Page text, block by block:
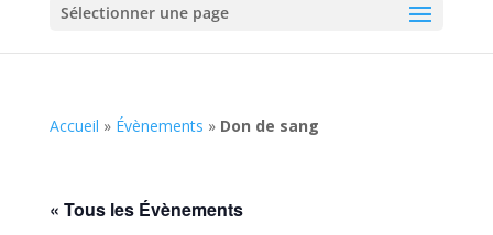
Sélectionner une page
Accueil » Évènements » Don de sang
« Tous les Évènements